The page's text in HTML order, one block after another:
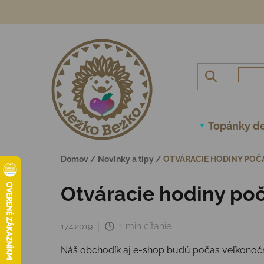
Topánky
Domov / Novinky a tipy / OTVÁRACIE HODINY
Otváracie hodiny
17.4.2019 1 min čítanie
Náš obchodík aj e-shop budú počas